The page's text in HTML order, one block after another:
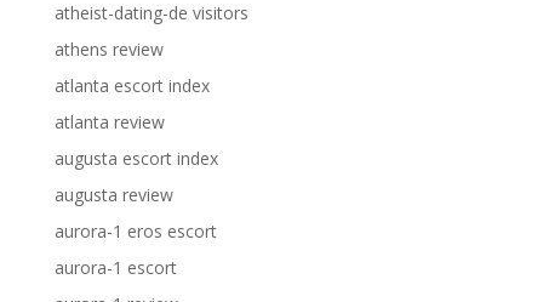
atheist-dating-de visitors
athens review
atlanta escort index
atlanta review
augusta escort index
augusta review
aurora-1 eros escort
aurora-1 escort